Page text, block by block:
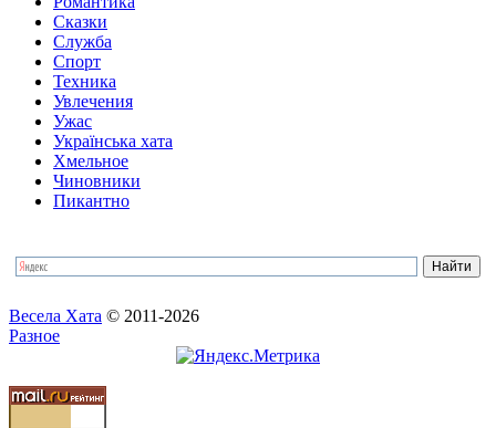
Сказки
Служба
Спорт
Техника
Увлечения
Ужас
Українська хата
Хмельное
Чиновники
Пикантно
Весела Хата © 2011-2026
Разное